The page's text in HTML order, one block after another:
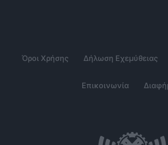
Όροι Χρήσης Δήλωση Εχεμύθειας
Επικοινωνία